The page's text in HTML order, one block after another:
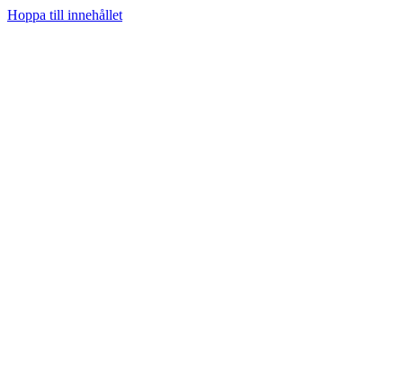
Hoppa till innehållet